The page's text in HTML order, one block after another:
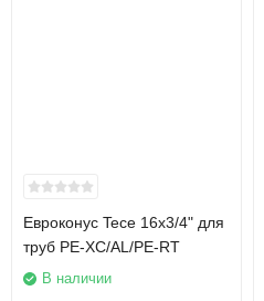
Евроконус Tece 16х3/4" для
труб PE-XC/AL/PE-RT
В наличии